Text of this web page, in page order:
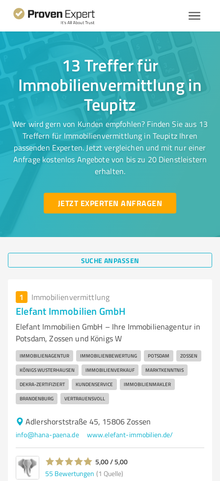
13 Treffer für
Immobilienvermittlung in
Teupitz
Wer wird gern von Kunden empfohlen? Finden Sie aus 13
Treffern für Immobilienvermittlung in Teupitz Ihren
passenden Experten. Jetzt vergleichen und mit nur einer
Anfrage kostenlos Angebote von bis zu 20 Dienstleistern
erhalten.
JETZT EXPERTEN ANFRAGEN
SUCHE ANPASSEN
1 Immobilienvermittlung
Elefant Immobilien GmbH
Elefant Immobilien GmbH – Ihre Immobilienagentur in
Potsdam, Zossen und Königs W
IMMOBILIENAGENTUR IMMOBILIENBEWERTUNG POTSDAM ZOSSEN
KÖNIGS WUSTERHAUSEN IMMOBILIENVERKAUF MARKTKENNTNIS
DEKRA-ZERTIFIZIERT KUNDENSERVICE IMMOBILIENMAKLER
BRANDENBURG VERTRAUENSVOLL
Adlershorststraße 45, 15806 Zossen
info@hana-paena.de www.elefant-immobilien.de/
5,00 / 5,00
55 Bewertungen (1 Quelle)